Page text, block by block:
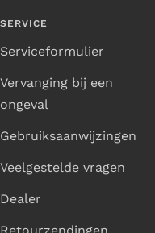
SERVICE
Serviceformulier
Vervanging bij een
ongeval
Gebruiksaanwijzingen
Veelgestelde vragen
Dealer